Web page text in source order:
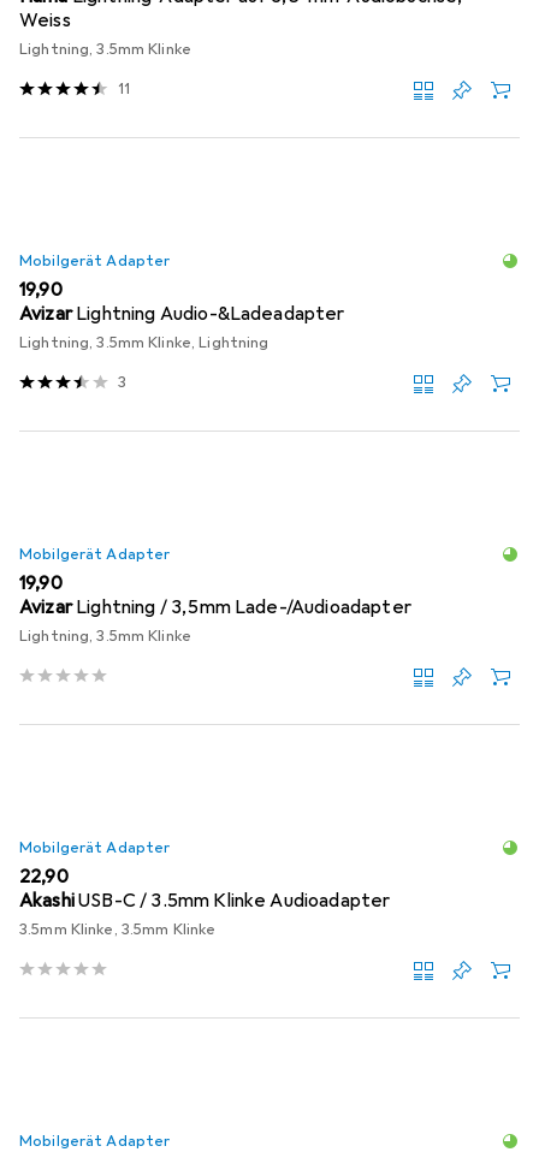
Weiss
Lightning, 3.5mm Klinke
11
Mobilgerät Adapter
EUR
19,90
Avizar Lightning Audio-&Ladeadapter
Lightning, 3.5mm Klinke, Lightning
3
Mobilgerät Adapter
EUR
19,90
Avizar Lightning / 3,5mm Lade-/Audioadapter
Lightning, 3.5mm Klinke
Mobilgerät Adapter
EUR
22,90
AkashiUSB-C / 3.5mm Klinke Audioadapter
3.5mm Klinke, 3.5mm Klinke
Mobilgerät Adapter